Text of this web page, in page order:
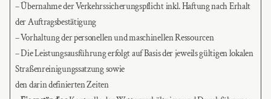
– Übernahme der Verkehrssicherungspflicht inkl. Haftung nach Erhalt
der Auftragsbestätigung
– Vorhaltung der personellen und maschinellen Ressourcen
– Die Leistungsausführung erfolgt auf Basis der jeweils gültigen lokalen
Straßenreinigungssatzung sowie
den darin definierten Zeiten